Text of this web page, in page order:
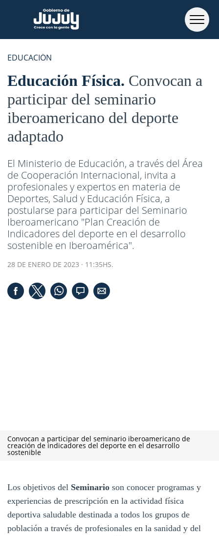
EDUCACIÓN
Educación Física Convocan a
participar del seminario
iberoamericano del deporte
adaptado
El Ministerio de Educación, a través del Área
de Cooperación Internacional, invita a
profesionales y expertos en materia de
Deportes, Salud y Educación Física, a
postularse para participar del Seminario
Iberoamericano "Plan Creación de
Indicadores del deporte en el desarrollo
sostenible en Iberoamérica".
28 DE ENERO DE 2023 · 11:35HS.
Convocan a participar del seminario iberoamericano de
creación de indicadores del deporte en el desarrollo
sostenible
Los objetivos del Seminario son conocer programas y
experiencias de prescripción en la actividad física
deportiva saludable destinada a todos los grupos de
población a través de profesionales en la sanidad y del